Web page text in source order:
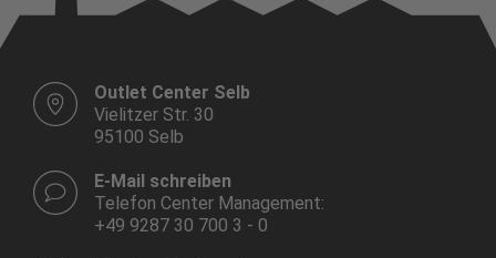
Outlet Center Selb
Vielitzer Str. 30
95100 Selb
E-Mail schreiben
Telefon Center Management:
+49 9287 30 700 3 - 0